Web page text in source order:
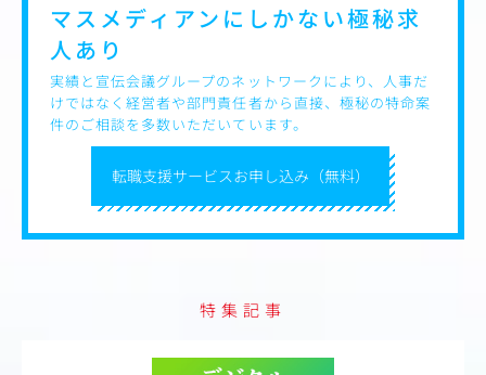
転職支援サービスお申し込み（無料）
マスメディアンにしかない極秘求
人あり
実績と宣伝会議グループのネットワークにより、人事だ
けではなく経営者や部門責任者から直接、極秘の特命案
件のご相談を多数いただいています。
特集記事